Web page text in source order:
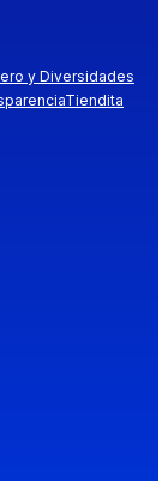
y Diversidades
Tiendita